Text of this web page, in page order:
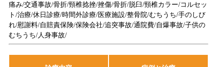
痛み/交通事故/骨折/頸椎捻挫/挫傷/骨折/脱臼/頸椎カラー/コルセッ
ト/治療/休日診療/時間外診療/医療施設/整骨院/むちうち/手のしび
れ/慰謝料/自賠責保険/保険会社/追突事故/通院費/自爆事故/子供の
むちうち/人身事故/